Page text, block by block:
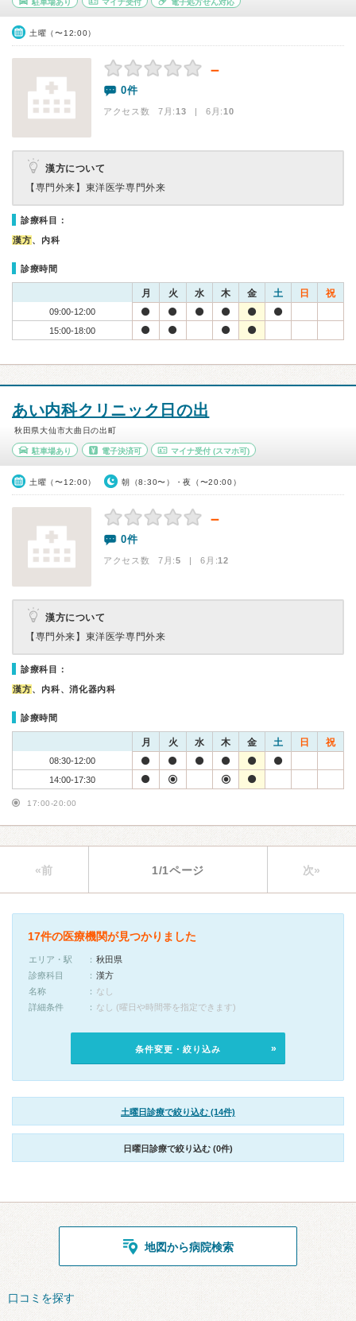
駐車場あり マイナ受付 電子処方せん対応
土曜（〜12:00）
－
0件
アクセス数 7月:13 | 6月:10
漢方について
【専門外来】 東洋医学専門外来
診療科目：
漢方、内科
診療時間
月 火 水 木 金 土 日 祝
09:00-12:00
15:00-18:00
あい内科クリニック日の出
秋田県大仙市大曲日の出町
駐車場あり 電子決済可 マイナ受付 (スマホ可)
土曜（〜12:00） 朝（8:30〜）・夜（〜20:00）
－
0件
アクセス数 7月:5 | 6月:12
漢方について
【専門外来】 東洋医学専門外来
診療科目：
漢方、内科、消化器内科
診療時間
月 火 水 木 金 土 日 祝
08:30-12:00
14:00-17:30
17:00-20:00
«前 1/1ページ 次»
17件の医療機関が見つかりました
エリア・駅
秋田県
診療科目
漢方
名称
なし
詳細条件
なし (曜日や時間帯を指定できます)
条件変更・絞り込み
土曜日診療で絞り込む (14件)
日曜日診療で絞り込む (0件)
地図から病院検索
口コミを探す